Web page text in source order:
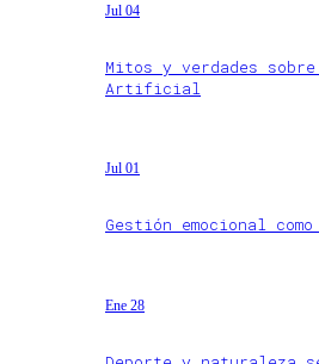
Jul 04
Mitos y verdades
Artificial
Jul 01
Gestión emocional
Ene 28